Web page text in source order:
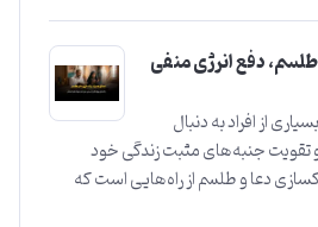
دفع انرژی منفی
از افراد به دنبال
تقویت جنبه‌های مثبت زندگی خود
دعا و طلسم از راه‌هایی است که